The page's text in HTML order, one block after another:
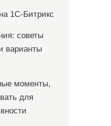
1С-Битрикс
советы
варианты
моменты,
для